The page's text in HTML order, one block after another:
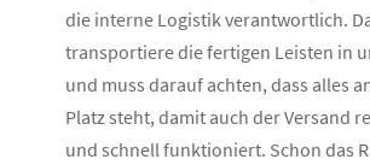
die interne Logistik verantwortlich.
transportiere die fertigen Leisten in
und muss darauf achten, dass alles
Platz steht, damit auch der Versand
und schnell funktioniert. Schon das